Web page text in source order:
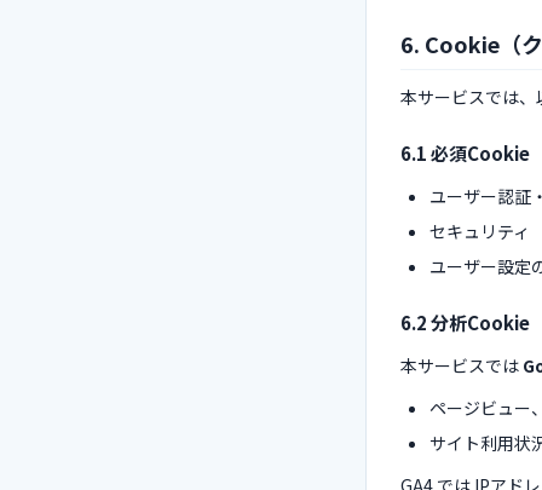
6. Cookie（
本サービスでは
6.1 必須Cookie
ユーザー認証
セキュリティ
ユーザー設定
6.2 分析Cookie
本サービスでは
ページビュー
サイト利用状
GA4 では IPアド